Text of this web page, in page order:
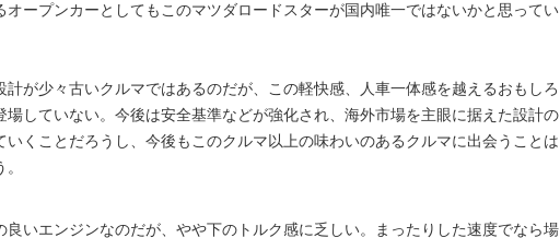
オープンカーとしてもこのマツダロードスターが国内唯一ではないかと思ってい
が少々古いクルマではあるのだが、この軽快感、人車一体感を越えるおもしろ
場していない。今後は安全基準などが強化され、海外市場を主眼に据えた設計の
いくことだろうし、今後もこのクルマ以上の味わいのあるクルマに出会うことは
良いエンジンなのだが、やや下のトルク感に乏しい。まったりした速度でなら場